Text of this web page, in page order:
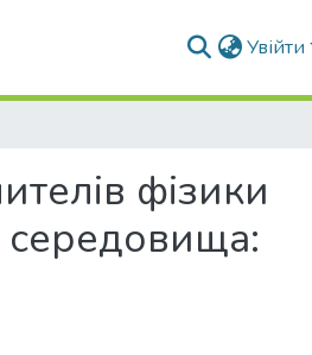
Увійти
фізики
середовища: